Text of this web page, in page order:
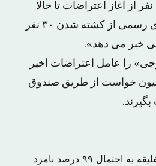
پرداخت. او گفت:« ۵۰ نفر از آغاز اعتراضات تا حالا
کشته شده اند. آمارهای رسمی از کشته شدن ۳۰ نفر
خبر می دهد».
را عامل اعتراضات اخیر
خواست از طریق صندوق
نخست وزیر الجزایر: بوتفلیقه به احتمال ۹۹ درصد نامزد